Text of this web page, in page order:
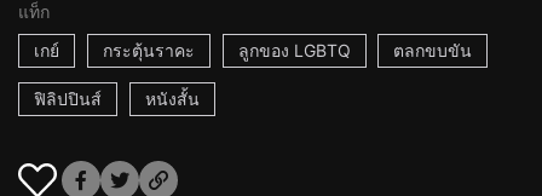
แท็ก
เกย์
กระตุ้นราคะ ลูกของ LGBTQ ตลกขบขัน
ฟิลิปปินส์ หนังสั้น